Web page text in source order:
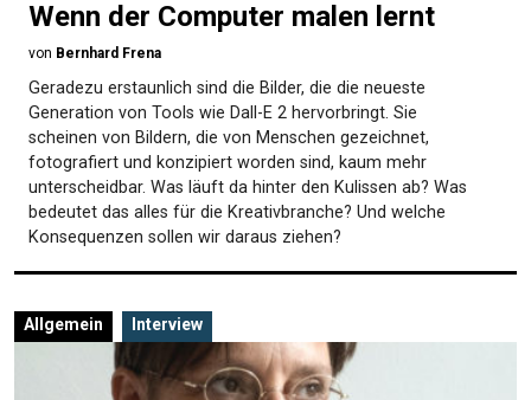
Wenn der Computer malen lernt
von Bernhard Frena
Geradezu erstaunlich sind die Bilder, die die neueste
Generation von Tools wie Dall-E 2 hervorbringt. Sie
scheinen von Bildern, die von Menschen gezeichnet,
fotografiert und konzipiert worden sind, kaum mehr
unterscheidbar. Was läuft da hinter den Kulissen ab? Was
bedeutet das alles für die Kreativbranche? Und welche
Konsequenzen sollen wir daraus ziehen?
Allgemein Interview